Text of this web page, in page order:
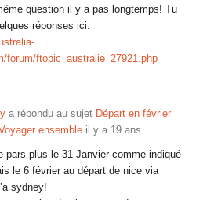
question il y a pas longtemps! Tu
réponses ici:
forum/ftopic_australie_27921.php
a répondu au sujet Départ en février
ensemble il y a 19 ans
pars plus le 31 Janvier comme indiqué
le 6 février au départ de nice via
sydney!